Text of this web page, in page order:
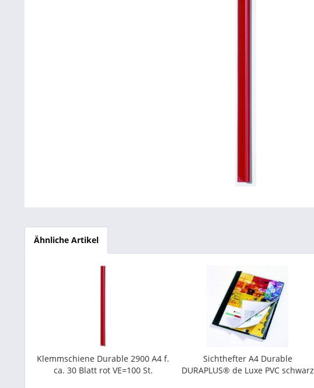
Ähnliche Artikel
Klemmschiene Durable 2900 A4 f.
ca. 30 Blatt rot VE=100 St.
Sichthefter A4 Durable
DURAPLUS® de Luxe PVC schwarz